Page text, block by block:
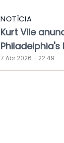
NOTÍCIA
Kurt Vile
7 Abr 2026 - 22:49